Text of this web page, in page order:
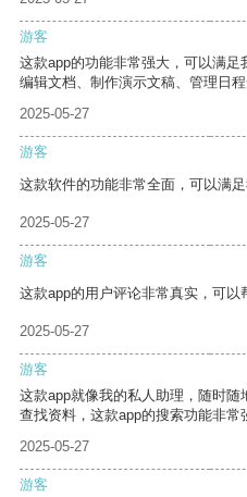
游客
这款app的功能非常强大，可以满
编辑文档、制作演示文稿、管理日程
2025-05-27
游客
这款软件的功能非常全面，可以满足
2025-05-27
游客
这款app的用户评论非常真实，可以
2025-05-27
游客
这款app就像我的私人助理，随时
查找资料，这款app的搜索功能非常
2025-05-27
游客